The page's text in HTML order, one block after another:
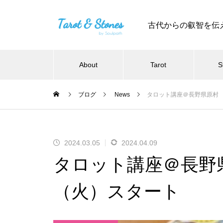
古代からの叡智を伝
About Tarot
ブログ News タロット講座＠長野県原
2024.03.05 2024.04.09
タロット講座＠長
（火）スタート